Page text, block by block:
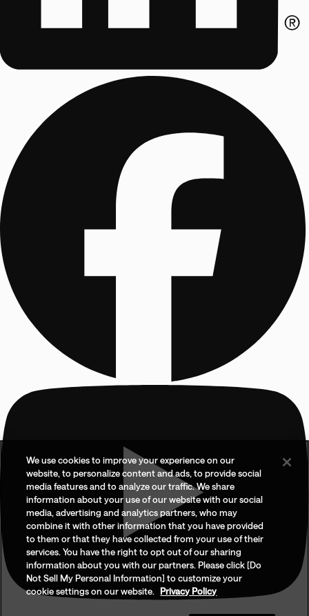
We use cookies to improve your experience on our
website, to personalize content and ads, to provide social
media features and to analyze our traffic. We share
information about your use of our website with our social
media, advertising and analytics partners, who may
combine it with other information that you have provided
to them or that they have collected from your use of their
services. You have the right to opt out of our sharing
information about you with our partners. Please click [Do
Not Sell My Personal Information] to customize your
cookie settings on our website.
Privacy Policy